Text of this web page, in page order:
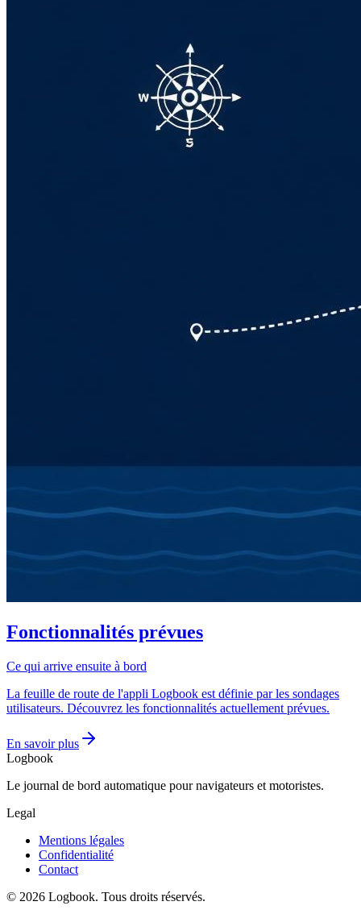
Fonctionnalités prévues
Ce qui arrive ensuite à bord
La feuille de route de l'appli Logbook est définie par les sondages
utilisateurs. Découvrez les fonctionnalités actuellement prévues.
En savoir plus
Logbook
Le journal de bord automatique pour navigateurs et motoristes.
Legal
Mentions légales
Confidentialité
Contact
© 2026 Logbook. Tous droits réservés.